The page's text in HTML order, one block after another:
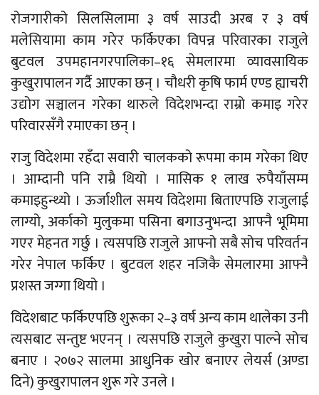
रोजगारीको सिलसिलामा ३ वर्ष साउदी अरब र ३ वर्ष
मलेसियामा काम गरेर फर्किएका विपन्न परिवारका राजुले
बुटवल उपमहानगरपालिका–१६ सेमलारमा व्यावसायिक
कुखुरापालन गर्दै आएका छन् । चौधरी कृषि फार्म एण्ड ह्याचरी
उद्योग सञ्चालन गरेका थारुले विदेशभन्दा राम्रो कमाइ गरेर
परिवारसँगै रमाएका छन् ।
राजु विदेशमा रहँदा सवारी चालकको रूपमा काम गरेका थिए
। आम्दानी पनि राम्रै थियो । मासिक १ लाख रुपैयाँसम्म
कमाइहुन्थ्यो । ऊर्जाशील समय विदेशमा बिताएपछि राजुलाई
लाग्यो, अर्काको मुलुकमा पसिना बगाउनुभन्दा आफ्नै भूमिमा
गएर मेहनत गर्छु । त्यसपछि राजुले आफ्नो सबै सोच परिवर्तन
गरेर नेपाल फर्किए । बुटवल शहर नजिकै सेमलारमा आफ्नै
प्रशस्त जग्गा थियो ।
विदेशबाट फर्किएपछि शुरूका २–३ वर्ष अन्य काम थालेका उनी
त्यसबाट सन्तुष्ट भएनन् । त्यसपछि राजुले कुखुरा पाल्ने सोच
बनाए । २०७२ सालमा आधुनिक खोर बनाएर लेयर्स (अण्डा
दिने) कुखुरापालन शुरू गरे उनले ।